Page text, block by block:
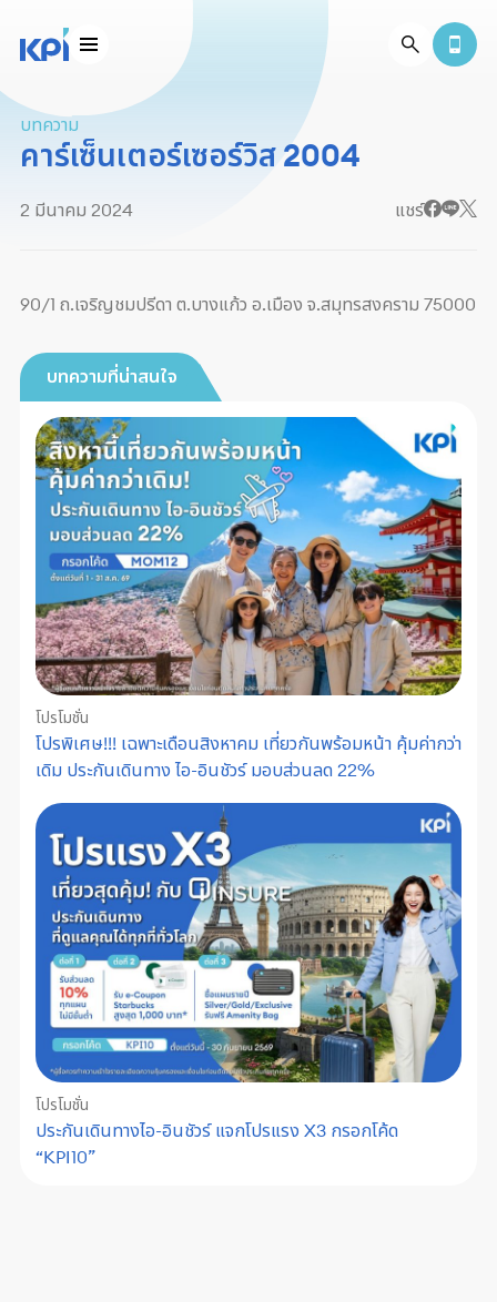
บทความ
คาร์เซ็นเตอร์เซอร์วิส 2004
2 มีนาคม 2024 แชร์
90/1 ถ.เจริญชมปรีดา ต.บางแก้ว อ.เมือง จ.สมุทรสงคราม 75000
บทความที่น่าสนใจ
โปรโมชั่น
โปรพิเศษ!!! เฉพาะเดือนสิงหาคม เที่ยวกันพร้อมหน้า คุ้มค่ากว่า
เดิม ประกันเดินทาง ไอ-อินชัวร์ มอบส่วนลด 22%
โปรโมชั่น
ประกันเดินทางไอ-อินชัวร์ แจกโปรแรง X3 กรอกโค้ด
“KPI10”